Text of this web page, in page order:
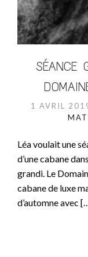
SÉANCE
1 AVRIL
Léa voulait une
d’une cabane
grandi. Le
cabane de luxe
d’automne avec